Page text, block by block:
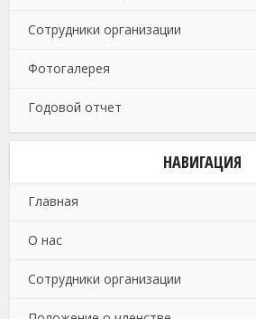
Сотрудники организации
Фотогалерея
Годовой отчет
НАВИГАЦИЯ
Главная
О нас
Сотрудники организации